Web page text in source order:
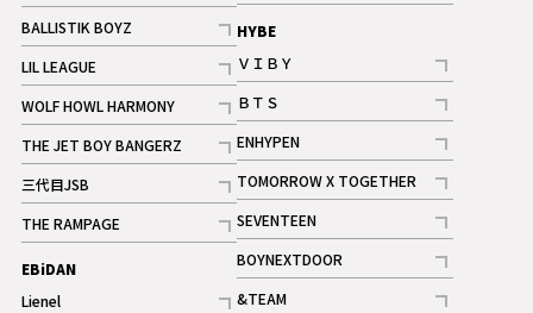
記事
BALLISTIK BOYZ
記事
LIL LEAGUE
記事
WOLF HOWL HARMONY
記事
THE JET BOY BANGERZ
記事
三代目JSB
記事
THE RAMPAGE
記事
ギャラリー
EBiDAN
Lienel
記事
HYBE
ＶＩＢＹ
記事
ＢＴＳ
記事
ENHYPEN
記事
TOMORROW X TOGETHER
記事
ギャラリー
SEVENTEEN
記事
BOYNEXTDOOR
記事
&TEAM